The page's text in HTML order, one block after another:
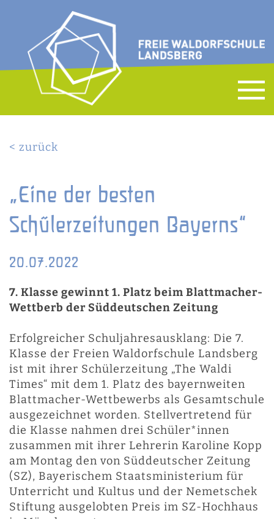
< zurück
„Eine der besten
Schülerzeitungen Bayerns“
20.07.2022
7. Klasse gewinnt 1. Platz beim Blattmacher-
Wettberb der Süddeutschen Zeitung
Erfolgreicher Schuljahresausklang: Die 7.
Klasse der Freien Waldorfschule Landsberg
ist mit ihrer Schülerzeitung „The Waldi
Times“ mit dem 1. Platz des bayernweiten
Blattmacher-Wettbewerbs als Gesamtschule
ausgezeichnet worden. Stellvertretend für
die Klasse nahmen drei Schüler*innen
zusammen mit ihrer Lehrerin Karoline Kopp
am Montag den von Süddeutscher Zeitung
(SZ), Bayerischem Staatsministerium für
Unterricht und Kultus und der Nemetschek
Stiftung ausgelobten Preis im SZ-Hochhaus